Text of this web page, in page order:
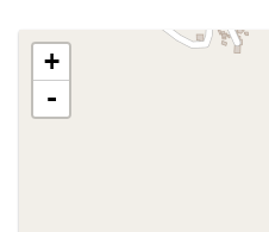
+
-